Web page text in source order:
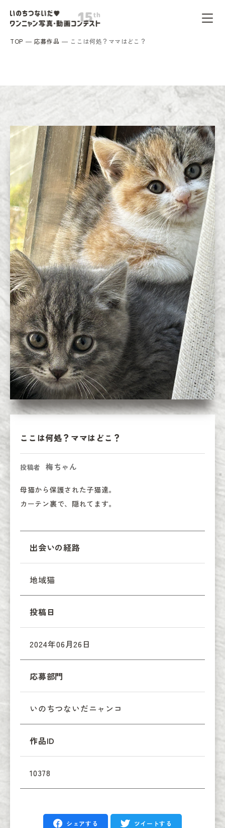
TOP 応募作品 ここは何処？ママはどこ？
ここは何処？ママはどこ？
投稿者 梅ちゃん
母猫から保護された子猫達。
カーテン裏で、隠れてます。
出会いの経路
地域猫
投稿日
2024年06月26日
応募部門
いのちつないだニャンコ
作品ID
10378
シェアする ツイートする